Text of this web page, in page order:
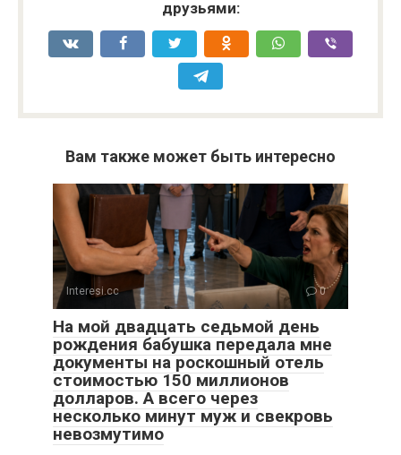
друзьями:
Вам также может быть интересно
Interesi.cc 0
На мой двадцать седьмой день
рождения бабушка передала мне
документы на роскошный отель
стоимостью 150 миллионов
долларов. А всего через
несколько минут муж и свекровь
невозмутимо